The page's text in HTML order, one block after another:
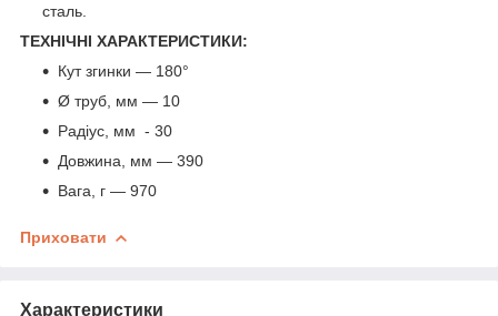
сталь.
ТЕХНІЧНІ ХАРАКТЕРИСТИКИ:
Кут згинки — 180°
Ø труб, мм — 10
Радіус, мм - 30
Довжина, мм — 390
Вага, г — 970
Приховати
Характеристики